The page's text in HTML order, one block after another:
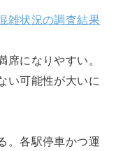
雑状況の調査結果
になりやすい。
い可能性が大いに
。各駅停車かつ運